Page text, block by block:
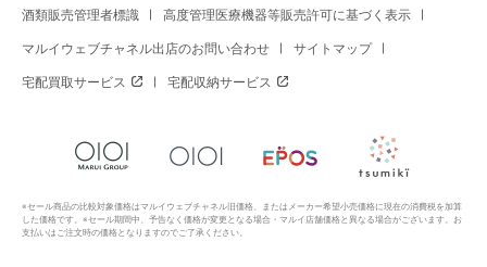
酒類販売管理者標識 高度管理医療機器等販売許可に基づく表示
マルイウェブチャネル出店のお問い合わせ サイトマップ
宅配買取サービス 宅配収納サービス
※セール商品の比較対象価格はマルイウェブチャネル旧価格、またはメーカー希望小売価格に現在の消費税を加算
した価格です。※セール期間中、予告なく価格が変更となる場合・マルイ店舗価格と異なる場合がございます。お
支払いはご注文時の価格となりますのでご了承ください。